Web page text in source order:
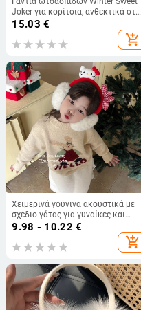
Joker για κορίτσια, ανθεκτικά στο
κρύο, ζεστά, αντιανεμικά,
κοψίματα στα μισά δάχτυλα,
χαριτωμένα κοσμήματα
15.03 €
add_shopping_cart
Χειμερινά γούνινα ακουστικά με
σχέδιο γάτας για γυναίκες και
παιδιά – πτυσσόμενα θερμαντικά
αυτιά, εξωτερική χρήση, ύφασμα
plush, χειμώνας 2025
9.98 - 10.22 €
add_shopping_cart